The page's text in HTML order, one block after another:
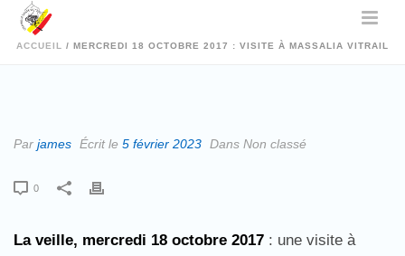
ACCUEIL / MERCREDI 18 OCTOBRE 2017 : VISITE À MASSALIA VITRAIL
Par james Écrit le 5 février 2023 Dans Non classé
0
La veille, mercredi 18 octobre 2017 : une visite à